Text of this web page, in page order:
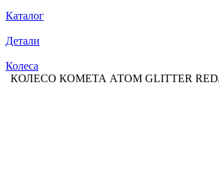
Каталог
Детали
Колеса
КОЛЕСО КОМЕТА АТОМ GLITTER RED/